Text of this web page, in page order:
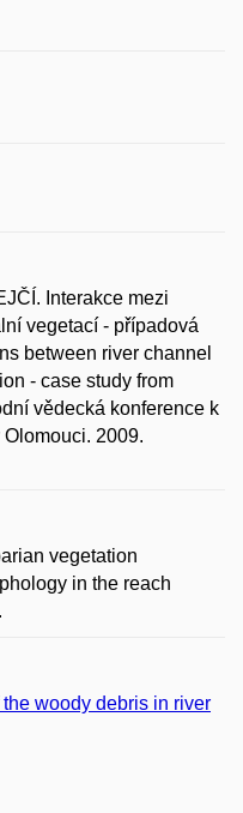
Interakce mezi
vegetací - případová
between river channel
- case study from
vědecká konference k
2009.
vegetation
in the reach
woody debris in river